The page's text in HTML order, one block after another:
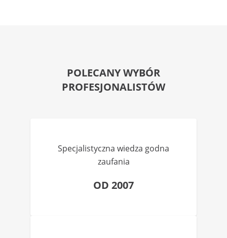
POLECANY WYBÓR
PROFESJONALISTÓW
Specjalistyczna wiedza godna
zaufania
OD 2007